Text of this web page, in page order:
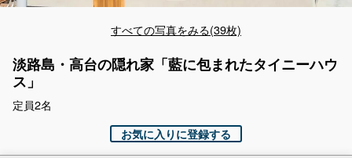
すべての写真をみる(39枚)
淡路島・高台の隠れ家「藍に包まれたタイニーハウ
ス」
定員2名
お気に入りに登録する